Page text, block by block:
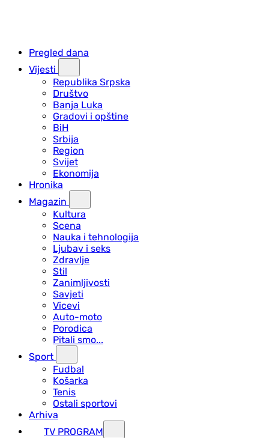
Pregled dana
Vijesti
Republika Srpska
Društvo
Banja Luka
Gradovi i opštine
BiH
Srbija
Region
Svijet
Ekonomija
Hronika
Magazin
Kultura
Scena
Nauka i tehnologija
Ljubav i seks
Zdravlje
Stil
Zanimljivosti
Savjeti
Vicevi
Auto-moto
Porodica
Pitali smo...
Sport
Fudbal
Košarka
Tenis
Ostali sportovi
Arhiva
TV PROGRAM